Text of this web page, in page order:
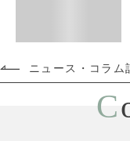
ニュース・コラム
C